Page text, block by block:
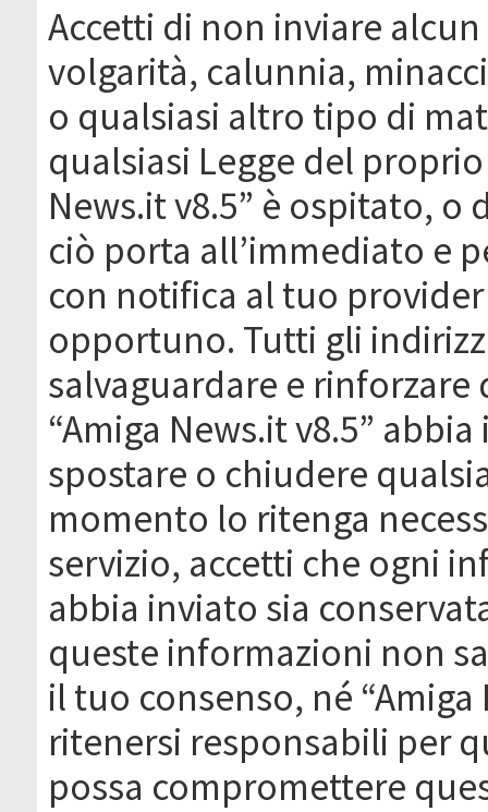
Accetti di non inviare
volgarità, calunnia,
o qualsiasi altro tipo di
qualsiasi Legge del
News.it v8.5” è ospitato, o
ciò porta all’immediato e
con notifica al tuo
opportuno. Tutti gli
salvaguardare e
“Amiga News.it v8.5”
spostare o chiudere
momento lo ritenga
servizio, accetti che ogni
abbia inviato sia
queste informazioni non
il tuo consenso, né
ritenersi responsabili per
possa compromettere